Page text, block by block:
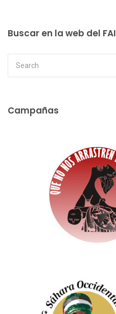
Buscar en la web del FAI
Campañas